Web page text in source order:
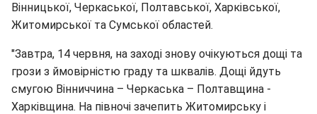
Вінницької, Черкаської, Полтавської, Харківської,
Житомирської та Сумської областей.
"Завтра, 14 червня, на заході знову очікуються дощі та
грози з ймовірністю граду та шквалів. Дощі йдуть
смугою Вінниччина – Черкаська – Полтавщина -
Харківщина. На півночі зачепить Житомирську і